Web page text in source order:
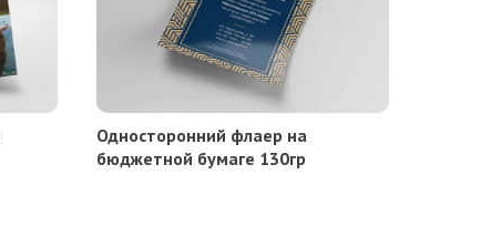
Односторонний флаер на
бюджетной бумаге 130гр